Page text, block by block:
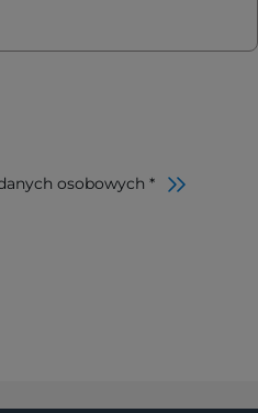
osobowych *